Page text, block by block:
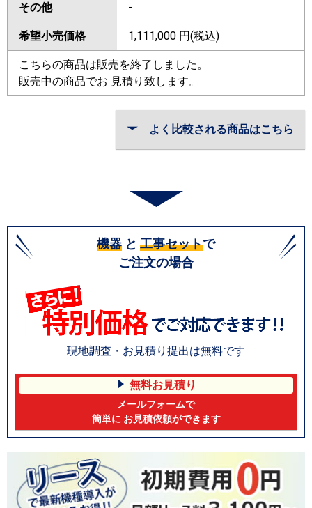
その他 -
希望小売価格 1,111,000 円(税込)
こちらの商品は販売を終了しました。
販売中の商品でお 見積り致します。
よく比較される商品はこちら
機器 と 工事セットで
ご注文の場合
現地調査・お見積り提出は無料です
無料お見積り
メールフォームで
簡単に お見積依頼ができます